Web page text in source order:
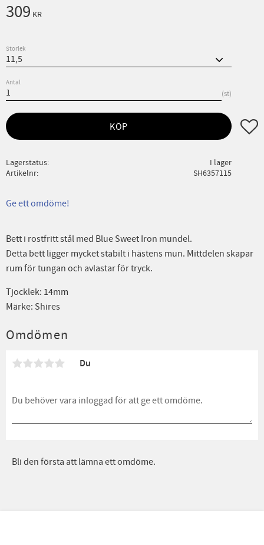
309 KR
Storlek
Antal
st
KÖP Lägg
Lagerstatus
I lager
Artikelnr
SH6357115
Ge ett omdöme!
Bett i rostfritt stål med Blue Sweet Iron mundel.
Detta bett ligger mycket stabilt i hästens mun. Mittdelen skapar
rum för tungan och avlastar för tryck.
Tjocklek: 14mm
Märke: Shires
Omdömen
Du
Bli den första att lämna ett omdöme.